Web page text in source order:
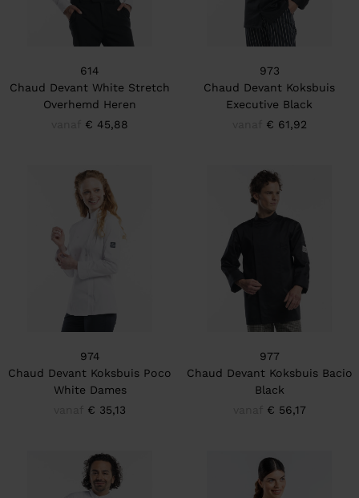
614
Chaud Devant White Stretch
Overhemd Heren
€ 45,88
973
Chaud Devant Koksbuis
Executive Black
€ 61,92
974
Chaud Devant Koksbuis Poco
White Dames
€ 35,13
977
Chaud Devant Koksbuis Bacio
Black
€ 56,17